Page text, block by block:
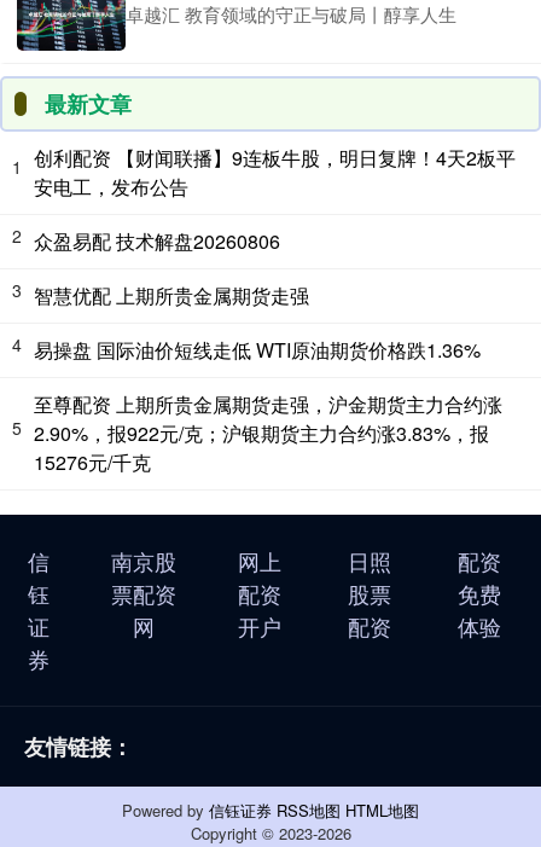
卓越汇 教育领域的守正与破局丨醇享人生
最新文章
1
创利配资 【财闻联播】9连板牛股，明日复牌！4天2板平
安电工，发布公告
2 众盈易配 技术解盘20260806
3 智慧优配 上期所贵金属期货走强
4 易操盘 国际油价短线走低 WTI原油期货价格跌1.36%
5
至尊配资 上期所贵金属期货走强，沪金期货主力合约涨
2.90%，报922元/克；沪银期货主力合约涨3.83%，报
15276元/千克
信
钰
证
券
南京股
票配资
网
网上
配资
开户
日照
股票
配资
配资
免费
体验
友情链接：
Powered by 信钰证券 RSS地图 HTML地图
Copyright © 2023-2026